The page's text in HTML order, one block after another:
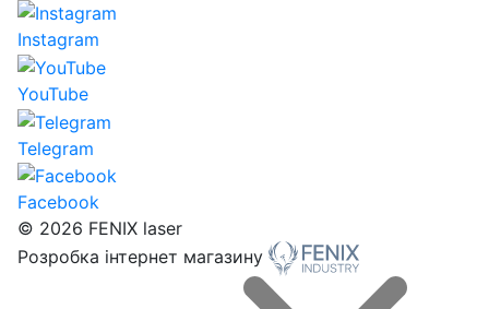
Instagram
YouTube
Telegram
Facebook
© 2026 FENIX laser
Розробка інтернет магазину